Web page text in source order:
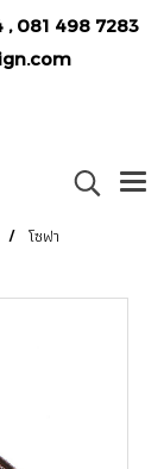
, 081 498 7283
โซฟา